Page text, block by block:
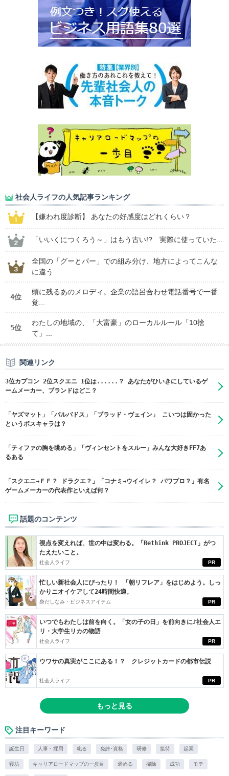
社会人ライフの人気記事ランキング
【嫌われ度診断】 あなたの好感度はどれくらい？
「いいくにつくろう～」はもう古い!? 実際に使っていた...
全国の「グーとパー」での組み分け、地方によってこんな
に違う
4位
頭に残るあのメロディ。企業の語呂合わせ電話番号で一番
覚...
5位
わたしの地域の、「大富豪」のローカルルール「10捨
て」...
関連リンク
3位カプコン 2位スクエニ 1位は......？ あなたがひいきにしているゲ
ームメーカー、ブランドはどこ？
「ヤズマット」「バルバドス」「ブラッド・ヴェイン」 こいつは固かった
というボスキャラは？
「ティファの胸を眺める」「ヴィンセントをスルー」みんな大好きFF7あ
るある
「スクエニ→ＦＦ？ ドラクエ？」「コナミ→ウイイレ？ パワプロ？」有名
ゲームメーカーの代表作といえば何？
話題のコンテンツ
PR
視点を変えれば、世の中は変わる。「Rethink PROJECT」がつ
たえたいこと。
社会人ライフ
PR
忙しい新社会人にぴったり！ 「朝リフレア」をはじめよう。しっ
かりニオイケアして24時間快適。
身だしなみ・ビジネスアイテム
PR
いつでもわたしは前を向く。「女の子の日」を前向きに♪社会人エ
リ・大学生リカの物語
社会人ライフ
PR
ウワサの真実がここにある！？ クレジットカードの都市伝説
社会人ライフ
もっと見る
注目キーワード
誕生日 人事・採用 叱る 免許･資格 研修 接待 起業
寝坊 キャリアロードマップの一歩目 褒める 掃除 成功 モテ